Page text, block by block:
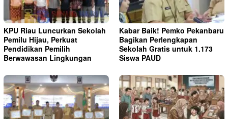
KPU Riau Luncurkan Sekolah
Pemilu Hijau, Perkuat
Pendidikan Pemilih
Berwawasan Lingkungan
Kabar Baik! Pemko Pekanbaru
Bagikan Perlengkapan
Sekolah Gratis untuk 1.173
Siswa PAUD